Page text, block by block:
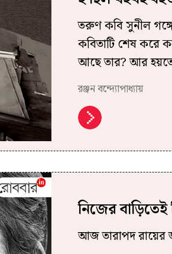
তরুণ কবি সুনীল
কবিতাটি শেষ করে
আছে তার? আর
রঞ্জন বন্দ্যোপাধ্যায়
নিজের বাড়িতেই
আজ তারাপদ রায়ের